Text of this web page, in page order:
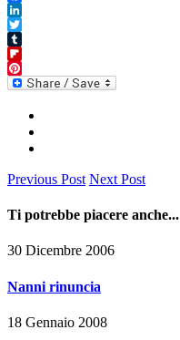
Facebook
LinkedIn
Twitter
Tumblr
Flipboard
Pinterest
Previous Post Next Post
Ti potrebbe piacere anche...
30 Dicembre 2006
Nanni rinuncia
18 Gennaio 2008